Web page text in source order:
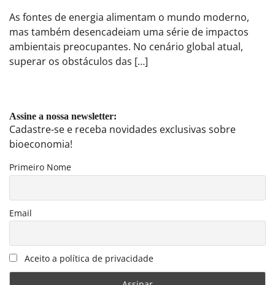
As fontes de energia alimentam o mundo moderno,
mas também desencadeiam uma série de impactos
ambientais preocupantes. No cenário global atual,
superar os obstáculos das […]
Assine a nossa newsletter:
Cadastre-se e receba novidades exclusivas sobre
bioeconomia!
Primeiro Nome
Email
Aceito a política de privacidade